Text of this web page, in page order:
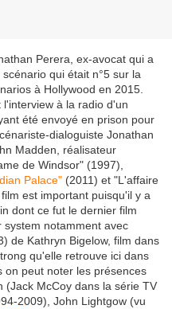
Perera, ex-avocat qui a
qui était n°5 sur la
à Hollywood en 2015.
à la radio d'un
été envoyé en prison pour
dialoguiste Jonathan
Madden, réalisateur
de Windsor" (1997),
Palace" (2011) et "L'affaire
est important puisqu'il y a
dont ce fut le dernier film
notamment avec
de Kathryn Bigelow, film dans
qu'elle retrouve ici dans
on peut noter les présences
(Jack McCoy dans la série TV
2009), John Lightgow (vu